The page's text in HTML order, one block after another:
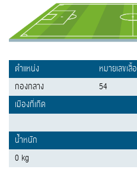
ตำแหน่ง
กองกลาง
หมายเลขเสื้อ
54
เมืองที่เกิด
น้ำหนัก
0 kg